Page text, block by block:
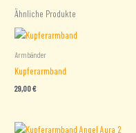
Ähnliche Produkte
Armbänder
Kupferarmband
29,00€